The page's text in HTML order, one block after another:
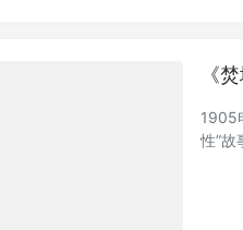
《
1905
性”